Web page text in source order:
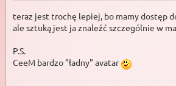
teraz jest trochę lepiej, bo mamy dostęp
ale sztuką jest ja znaleźć szczególnie w
P.S.
CeeM bardzo "ładny" avatar